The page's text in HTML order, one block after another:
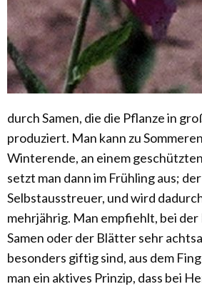
durch Samen, die die Pflanze in
produziert. Man kann zu
Winterende, an einem
setzt man dann im Frühling aus;
Selbstausstreuer, und wird
mehrjährig. Man empfiehlt, bei
Samen oder der Blätter sehr
besonders giftig sind, aus dem
man ein aktives Prinzip, dass bei